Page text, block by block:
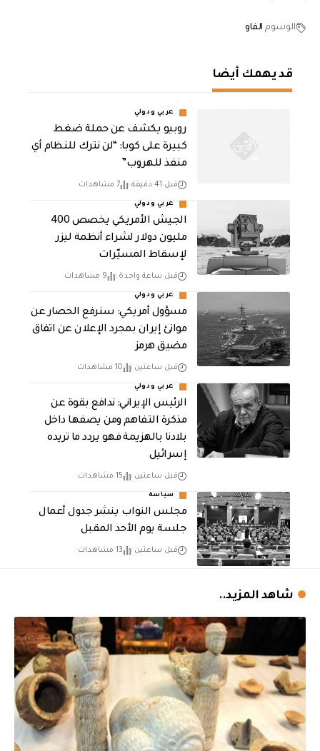
الوسوم الفاو
قد يهمك أيضا
عربي ودولي
روبيو يكشف عن حملة ضغط
كبيرة على كوبا: “لن نترك للنظام أي
منفذ للهروب”
قبل 41 دقيقة 7 مشاهدات
عربي ودولي
الجيش الأمريكي يخصص 400
مليون دولار لشراء أنظمة ليزر
لإسقاط المسيّرات
قبل ساعة واحدة 9 مشاهدات
عربي ودولي
مسؤول أمريكي: سنرفع الحصار عن
موانئ إيران بمجرد الإعلان عن اتفاق
مضيق هرمز
قبل ساعتين 10 مشاهدات
عربي ودولي
الرئيس الإيراني: ندافع بقوة عن
مذكرة التفاهم ومن يصفها داخل
بلادنا بالهزيمة فهو يردد ما تريده
إسرائيل
قبل ساعتين 15 مشاهدات
سياسة
مجلس النواب ينشر جدول أعمال
جلسة يوم الأحد المقبل
قبل ساعتين 13 مشاهدات
شاهد المزيد..